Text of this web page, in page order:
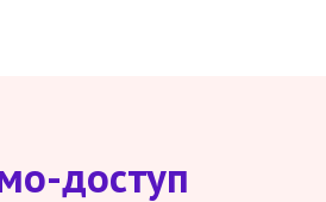
доступ